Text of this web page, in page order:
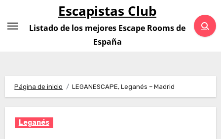
contenido
Escapistas Club
Listado de los mejores Escape Rooms de
España
Página de inicio LEGANESCAPE, Leganés – Madrid
Leganés